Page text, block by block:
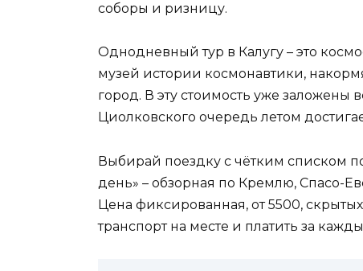
соборы и ризницу.
Однодневный тур в Калугу – это
музей истории космонавтики,
город. В эту стоимость уже заложены
Циолковского очередь летом
Выбирай поездку с чётким списком
день» – обзорная по Кремлю, Спасо-
Цена фиксированная, от 5500,
транспорт на месте и платить за